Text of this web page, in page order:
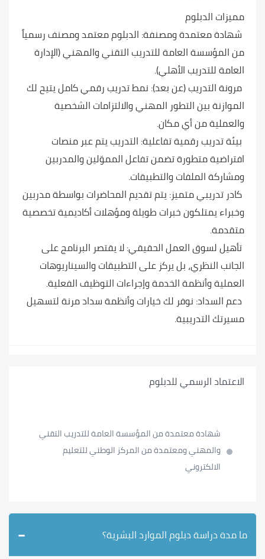
مميزات الدبلوم
شهادة معتمدة ومصنفة: الدبلوم معتمد ومصنف رسمياً
منالمؤسسة العامة للتدريب التقني والمهني (الإدارة
العامة للتدريب الأهلي).
مرونة التدريب(عن بعد): نمط تدريب رقمي كامل يتيح لك
الموازنة بين التطور المهني والالتزامات الشخصية
والعملية من أي مكان.
بيئة تدريب رقمية تفاعلية: التدريب يتم عبر منصات
افتراضية متطورة تضمن تفاعل المموّلين والمدربين
ومشاركة الملفات والتطبيقات.
كادر تدريبي متميز: يتم تقديم المحاضرات بواسطة مدربين
وخبراء يمتلكون خبرات طويلة ومؤهلات أكاديمية تخصصية
متقدمة.
تأهيل لسوق العمل الحقيقي: لا يقتصر البرنامج على
الجانب النظري، بل يركز على التطبيقات والسيناريوهات
العملية وأنظمة الخدمة وإجراءات التوظيف الفعلية.
دعم السداد: نوفر لك خيارات وأنظمة سداد مرنة لتسهيل
مسيرتك التدريبية.
الاعتماد الرسمي للدبلوم
شهادة معتمدة من المؤسسة العامة للتدريب التقني
والمهني ومعتمدة من المركز الوطني للتعليم
الالكتروني
ما مدة دراسة دبلوم الموارد البشرية؟ −